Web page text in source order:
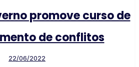
promove curso de
de conflitos
22/06/2022